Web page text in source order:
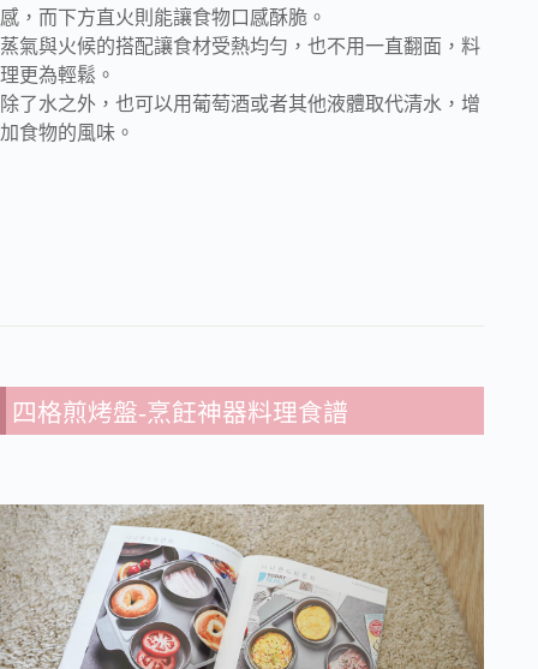
感，而下方直火則能讓食物口感酥脆。
蒸氣與火候的搭配讓食材受熱均勻，也不用一直翻面，料
理更為輕鬆。
除了水之外，也可以用葡萄酒或者其他液體取代清水，增
加食物的風味。
四格煎烤盤-烹飪神器料理食譜